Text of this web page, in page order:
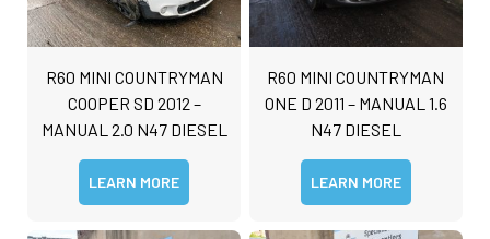
R60 MINI COUNTRYMAN
COOPER SD 2012 –
MANUAL 2.0 N47 DIESEL
LEARN MORE
R60 MINI COUNTRYMAN
ONE D 2011 – MANUAL 1.6
N47 DIESEL
LEARN MORE